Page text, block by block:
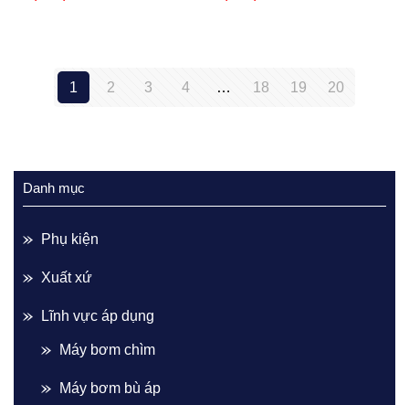
1 2 3 4 … 18 19 20
Danh mục
Phụ kiện
Xuất xứ
Lĩnh vực áp dụng
Máy bơm chìm
Máy bơm bù áp